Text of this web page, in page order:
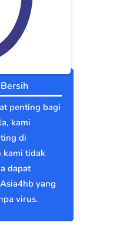
penting bagi
kami
di
kami tidak
dapat
yang
virus.